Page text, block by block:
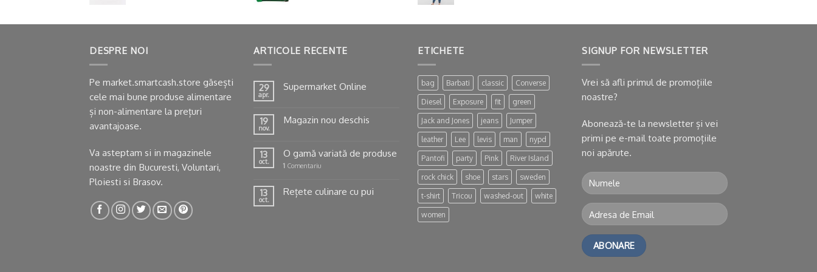
DESPRE NOI
Pe market.smartcash.store găsești
cele mai bune produse alimentare
și non-alimentare la prețuri
avantajoase.
Va asteptam si in magazinele
noastre din Bucuresti, Voluntari,
Ploiesti si Brasov.
ARTICOLE RECENTE
29
apr.
Supermarket Online
19
nov.
Magazin nou deschis
13
oct.
O gamă variată de produse
1 Comentariu
13
oct.
Rețete culinare cu pui
ETICHETE
bag Barbati classic Converse
Diesel Exposure fit green
Jack and Jones jeans Jumper
leather Lee levis man nypd
Pantofi party Pink River Island
rock chick shoe stars sweden
t-shirt Tricou washed-out white
women
SIGNUP FOR NEWSLETTER
Vrei să afli primul de promoțiile
noastre?
Abonează-te la newsletter și vei
primi pe e-mail toate promoțiile
noi apărute.